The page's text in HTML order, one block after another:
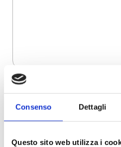
Consenso Dettagli
Questo sito web utilizza i
Dichiaro di aver preso visione dell'
Desidero iscrivermi alla newsletter e